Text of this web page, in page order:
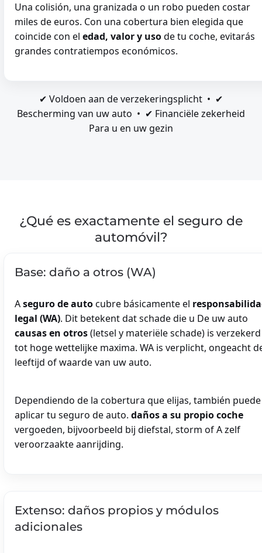
Una colisión, una granizada o un robo pueden costar
miles de euros. Con una cobertura bien elegida que
coincide con el edad, valor y usode tu coche, evitarás
grandes contratiempos económicos.
✔ Voldoen aan de verzekeringsplicht • ✔
Bescherming van uw auto • ✔ Financiële zekerheid
Para u en uw gezin
¿Qué es exactamente el seguro de
automóvil?
Base: daño a otros (WA)
Aseguro de autocubre básicamente el
legal (WA). Dit betekent dat schade die u De uw auto
causas en otros(letsel y materiële schade) is verzekerd
tot hoge wettelijke maxima. WA is verplicht, ongeacht
leeftijd of waarde van uw auto.
Dependiendo de la cobertura que elijas, también puede
aplicar tu seguro de auto. daños a su propio coche
vergoeden, bijvoorbeeld bij diefstal, storm of A zelf
veroorzaakte aanrijding.
Extenso: daños propios y módulos
adicionales